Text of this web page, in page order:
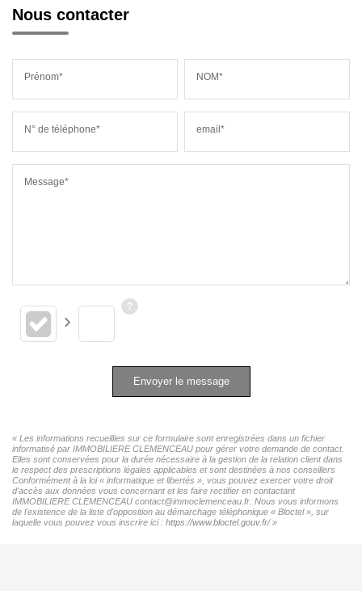
Nous contacter
Prénom* NOM*
N° de téléphone* email*
Message*
Envoyer le message
« Les informations recueillies sur ce formulaire sont enregistrées dans un fichier
informatisé par IMMOBILIERE CLEMENCEAU pour gérer votre demande de contact.
Elles sont conservées pour la durée nécessaire à la gestion de la relation client dans
le respect des prescriptions légales applicables et sont destinées à nos conseillers
Conformément à la loi « informatique et libertés », vous pouvez exercer votre droit
d'accès aux données vous concernant et les faire rectifier en contactant
IMMOBILIERE CLEMENCEAU contact@immoclemenceau.fr. Nous vous informons
de l'existence de la liste d'opposition au démarchage téléphonique « Bloctel », sur
laquelle vous pouvez vous inscrire ici : https://www.bloctel.gouv.fr/»